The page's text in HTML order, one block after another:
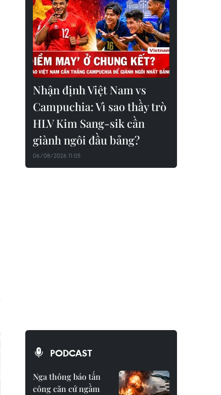
Nhận định Việt Nam vs
Campuchia: Vì sao thầy trò
HLV Kim Sang-sik cần
giành ngôi đầu bảng?
06/08/2026 11:05
PODCAST
Nga thông báo tấn
công căn cứ ngầm